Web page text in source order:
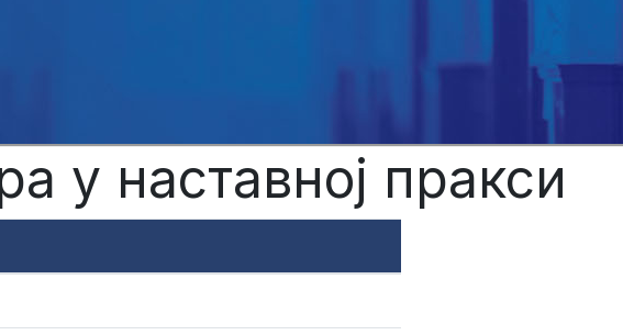
у наставној пракси